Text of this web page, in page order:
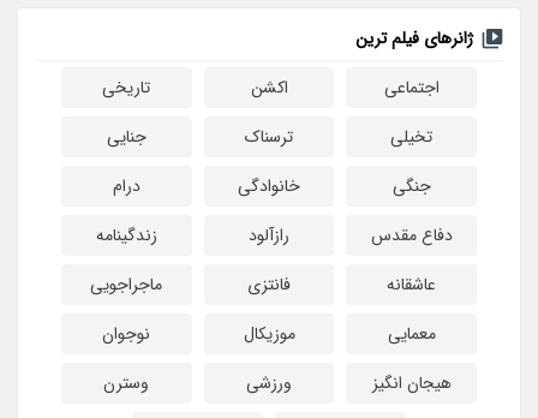
ژانرهای فیلم ترین
اجتماعی
اکشن
تاریخی
تخیلی
ترسناک
جنایی
جنگی
خانوادگی
درام
دفاع مقدس
رازآلود
زندگینامه
عاشقانه
فانتزی
ماجراجویی
معمایی
موزیکال
نوجوان
هیجان انگیز
ورزشی
وسترن